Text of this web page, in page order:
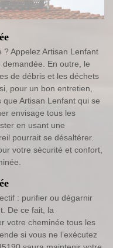
Appelez Artisan Lenfant
En outre, le
de débris et les déchets
pour un bon entretien,
Artisan Lenfant qui se
envisage tous les
en usant une
pourrait se désaltérer.
votre sécurité et confort,
: purifier ou dégarnir
De ce fait, la
votre cheminée tous les
si vous ne l’exécutez